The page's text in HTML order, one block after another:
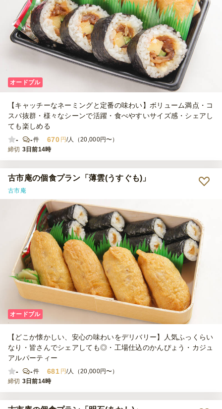
オードブル
【キャッチーなネーミングと定番の味わい】ボリューム満点・コ
スパ抜群・様々なシーンで活躍・食べやすいサイズ感・シェアし
ても楽しめる
-
-件 670 円/人（20,000円〜）
締切 3日前14時
古市庵の個食プラン「薄雲(うすぐも)」
古市庵
オードブル
【どこか懐かしい、安心の味わいをデリバリー】人気ふっくらい
なり・皆さんでシェアしても◎・工場仕込のかんぴょう・カジュ
アルパーティー
-
-件 681 円/人（20,000円〜）
締切 3日前14時